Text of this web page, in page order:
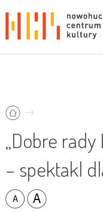
„Dobre rady
– spektakl